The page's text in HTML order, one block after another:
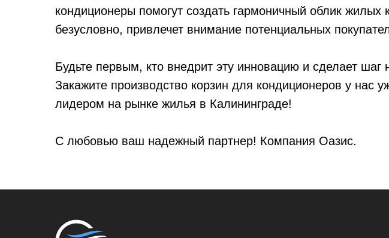
кондиционеры помогут создать гармоничный облик жилых
безусловно, привлечет внимание потенциальных
Будьте первым, кто внедрит эту инновацию и сделает шаг
Закажите производство корзин для кондиционеров у нас
лидером на рынке жилья в Калининграде!
С любовью ваш надежный партнер! Компания Оазис.